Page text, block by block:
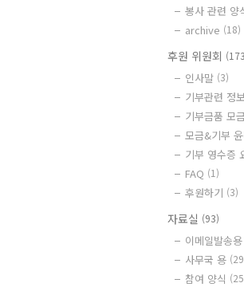
봉사 관련 양
archive (18)
후원 위원회
인사말 (3)
기부관련 정보
기부금품 모
모금&기부
기부 영수증
FAQ (1)
후원하기 (3)
자료실 (93)
이메일발송용
사무국 용
참여 양식